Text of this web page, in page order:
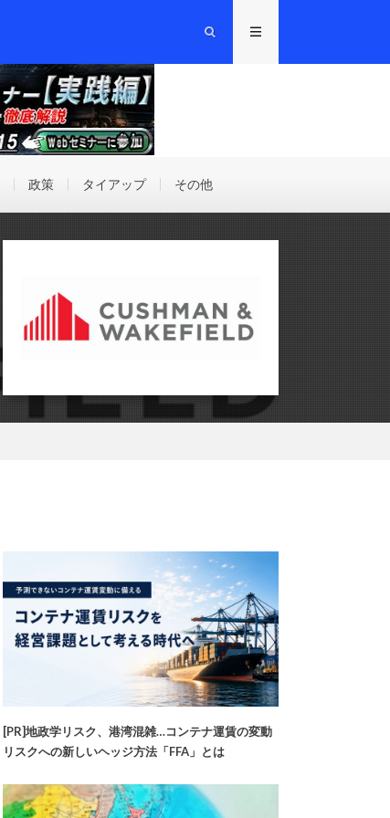
政策 タイアップ その他
[PR]地政学リスク、港湾混雑…コンテナ運賃の変動
リスクへの新しいヘッジ方法「FFA」とは